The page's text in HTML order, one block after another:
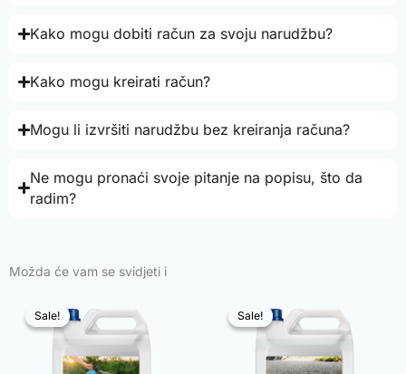
Kako mogu dobiti račun za svoju narudžbu?
Kako mogu kreirati račun?
Mogu li izvršiti narudžbu bez kreiranja računa?
Ne mogu pronaći svoje pitanje na popisu, što da
radim?
Možda će vam se svidjeti i
Sale!
Sale! Sale!
Sale!